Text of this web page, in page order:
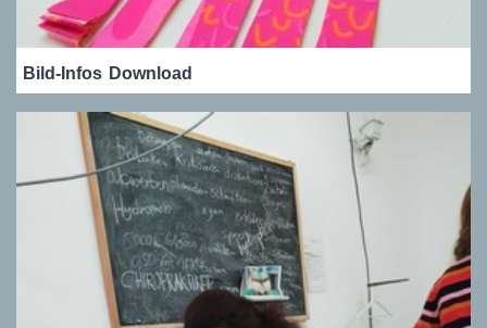
Bild-Infos Download